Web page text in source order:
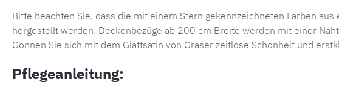
Bitte beachten Sie, dass die mit einem Stern gekennzeichneten Farben
hergestellt werden. Deckenbezüge ab 200 cm Breite werden mit einer
Gönnen Sie sich mit dem Glattsatin von Graser zeitlose Schönheit und
Pflegeanleitung: